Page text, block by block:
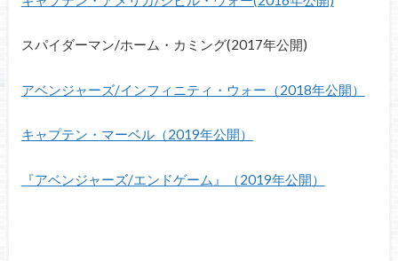
スパイダーマン/ホーム・カミング(2017年公開)
アベンジャーズ/インフィニティ・ウォー（2018年公開）
キャプテン・マーベル（2019年公開）
『アベンジャーズ/エンドゲーム』（2019年公開）